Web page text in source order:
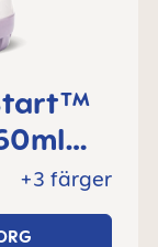
+3 färger